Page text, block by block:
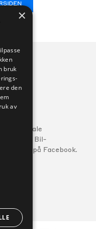
din lokale
Bil-
på Facebook.
×
bruk
den
av